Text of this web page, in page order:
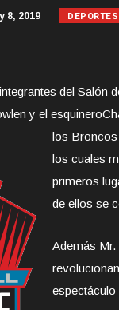
8, 2019 DEPORTES
del Salón
y el esquinero
los Broncos
los cuales
primeros
de ellos se
Además Mr.
espectáculo